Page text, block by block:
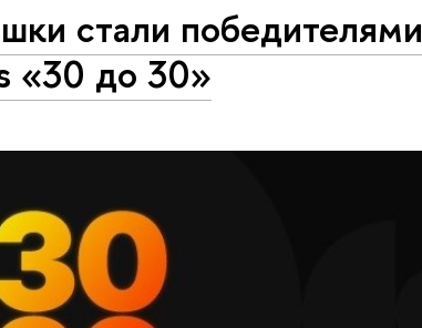
стали победителями
«30 до 30»